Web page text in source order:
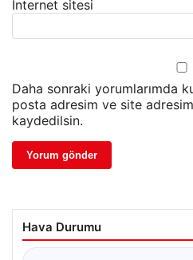
İnternet sitesi
Daha sonraki yorumlarımda
posta adresim ve site adresim
kaydedilsin.
Hava Durumu